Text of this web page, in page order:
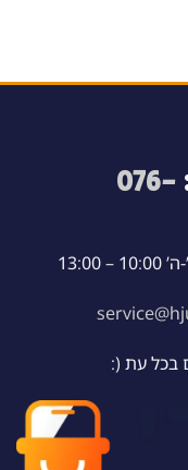
076-
בכל עת (: